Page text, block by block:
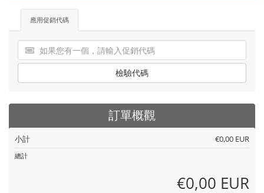
應用促銷代碼
檢驗代碼
訂單概觀
小計 €0,00 EUR
總計
€0,00 EUR